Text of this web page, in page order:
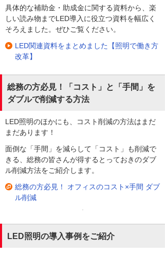
具体的な補助金・助成金に関する資料から、楽
しい読み物までLED導入に役立つ資料を幅広く
そろえました。ぜひご覧ください。
LED関連資料をまとめました【照明で働き方
改革】
総務の方必見！「コスト」と「手間」を
ダブルで削減する方法
LED照明のほかにも、コスト削減の方法はまだ
まだあります！
面倒な「手間」を減らして「コスト」も削減で
きる、総務の皆さんが得するとっておきのダブ
ル削減方法をご紹介します。
総務の方必見！ オフィスのコスト×手間 ダブ
ル削減
LED照明の導入事例をご紹介